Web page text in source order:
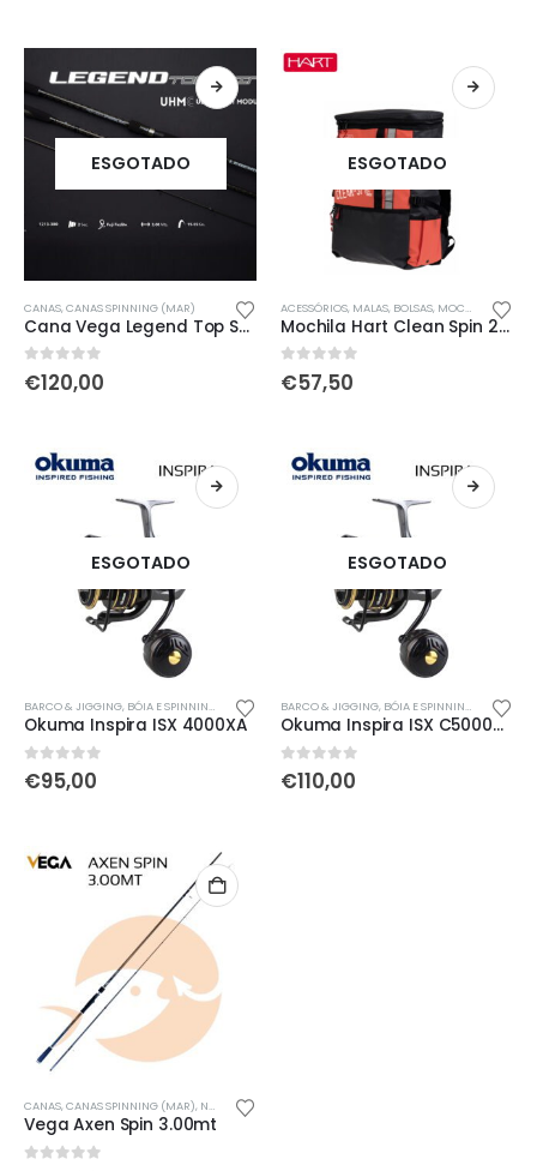
ESGOTADO
CANAS,CANAS SPINNING (MAR)
Cana Vega Legend Top Spin 3.00mt
0out of 5
€120,00
ESGOTADO
ACESSÓRIOS, MALAS, BOLSAS, MOCHILAS & SACOS
Mochila Hart Clean Spin 25L
0out of 5
€57,50
ESGOTADO
BARCO & JIGGING, BÓIA E SPINNING CARRETOS ,NOVIDADES,ÚLTIMAS ENTRADAS
Okuma Inspira ISX 4000XA
0out of 5
€95,00
ESGOTADO
BARCO & JIGGING, BÓIA E SPINNING CARRETOS
Okuma Inspira ISX C5000XA
0out of 5
€110,00
CANAS,CANAS SPINNING (MAR), NOVIDADES
Vega Axen Spin 3.00mt